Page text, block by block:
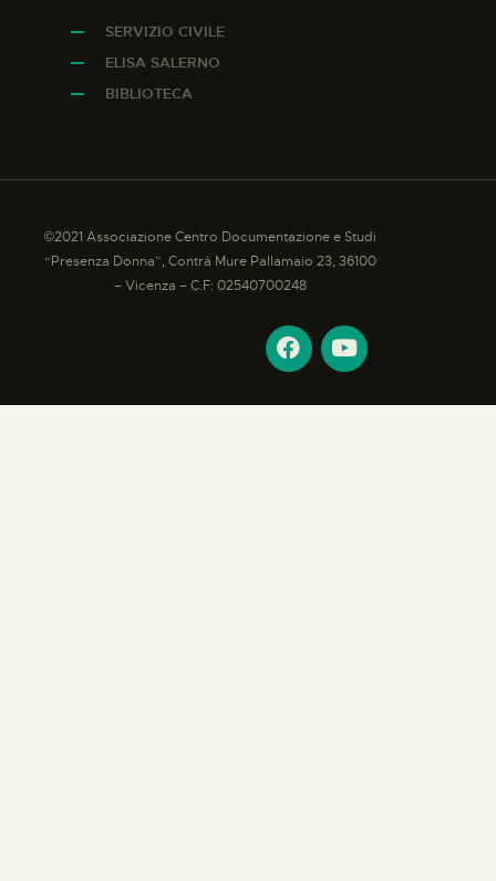
SERVIZIO CIVILE
ELISA SALERNO
BIBLIOTECA
©2021 Associazione Centro Documentazione e Studi
“Presenza Donna”, Contrà Mure Pallamaio 23, 36100
– Vicenza – C.F: 02540700248